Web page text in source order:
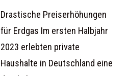
Drastische Preiserhöhungen
für Erdgas Im ersten Halbjahr
2023 erlebten private
Haushalte in Deutschland eine